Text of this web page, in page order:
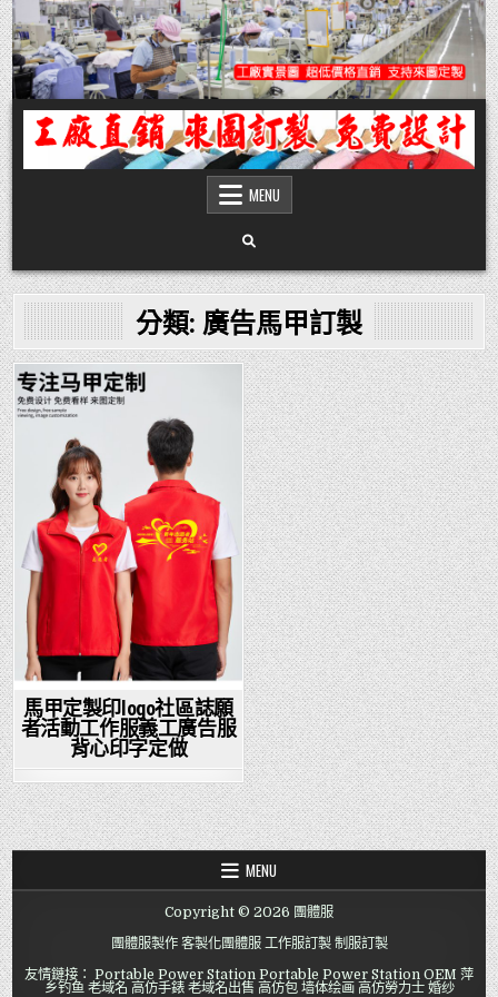
Skip
to
content
團體服
團體服製作,公司企業工作制服POLO衫T恤訂製推薦,做班系校服定製價格,台灣香
港客製化衣服裝工廠商
MENU
分類: 廣告馬甲訂製
Posted
馬甲定製印logo社區誌願
者活動工作服義工廣告服
背心印字定做
MENU
Copyright © 2026 團體服
團體服製作 客製化團體服 工作服訂製 制服訂製
友情鏈接： Portable Power Station Portable Power Station OEM 萍
乡钓鱼 老域名 高仿手錶 老域名出售 高仿包 墙体绘画 高仿勞力士 婚纱